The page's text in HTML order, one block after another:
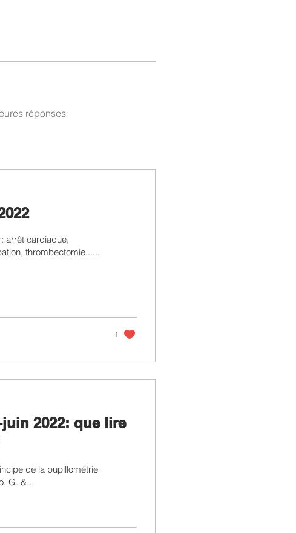
réponses
arrêt cardiaque,
thrombectomie......
1
2022: que lire
de la pupillométrie
G. &...